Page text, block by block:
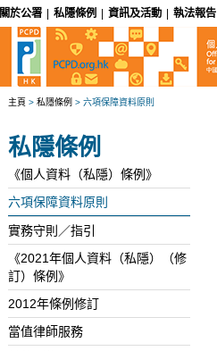
關於公署 私隱條例 資訊及活動 執法報告
主頁 > 私隱條例 > 六項保障資料原則
私隱條例
《個人資料（私隱）條例》
六項保障資料原則
實務守則／指引
《2021年個人資料（私隱）（修
訂）條例》
2012年條例修訂
當值律師服務